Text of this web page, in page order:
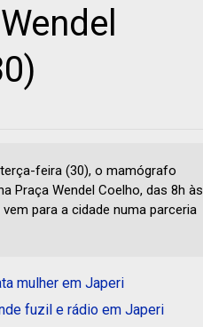
feira (30), o mamógrafo
Praça Wendel Coelho, das 8h às
vem para a cidade numa parceria
mulher em Japeri
fuzil e rádio em Japeri